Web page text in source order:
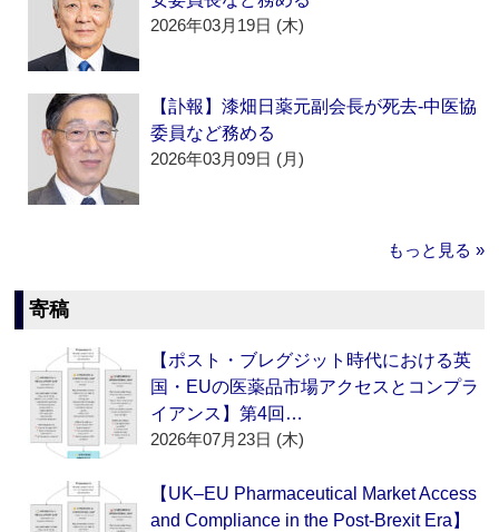
2026年03月19日 (木)
【訃報】漆畑日薬元副会長が死去‐中医協
委員など務める
2026年03月09日 (月)
もっと見る »
寄稿
【ポスト・ブレグジット時代における英
国・EUの医薬品市場アクセスとコンプラ
イアンス】第4回…
2026年07月23日 (木)
【UK–EU Pharmaceutical Market Access
and Compliance in the Post-Brexit Era】